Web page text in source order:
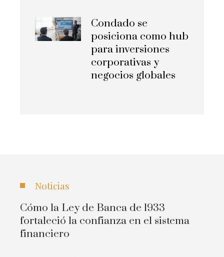
Condado se
posiciona como hub
para inversiones
corporativas y
negocios globales
Noticias
Cómo la Ley de Banca de 1933
fortaleció la confianza en el sistema
financiero